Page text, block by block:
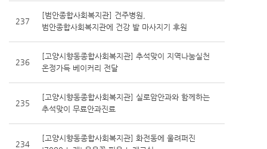
237
[범안종합사회복지관] 건주병원,
범안종합사회복지관에 건강 발 마사지기 후원
236
[고양시향동종합사회복지관] 추석맞이 지역나눔실천
온정가득 베이커리 전달
235
[고양시향동종합사회복지관] 실로암안과와 함께하는
추석맞이 무료안과진료
234
[고양시향동종합사회복지관] 화전동에 울려퍼진